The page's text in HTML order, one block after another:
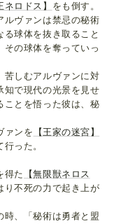
ネロドス】 をも倒す。
ルヴァンは禁忌の秘術
球体を抜き取ること
その球体を奪っていっ
苦しむアルヴァンに対
知で現代の光景を見せ
ことを悟った彼は、秘
ァンを
【王家の迷宮】
った。
得た
【無限獣ネロス
り不死の力で起き上が
時、「秘術は勇者と盟